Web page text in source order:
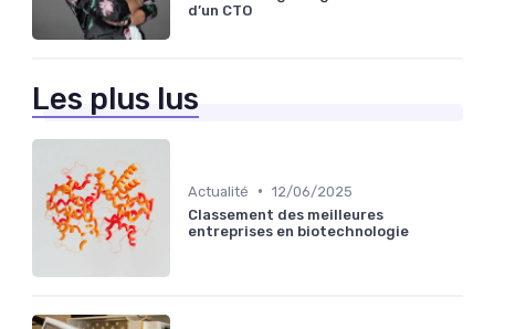
d’un CTO
Les plus lus
Actualité • 12/06/2025
Classement des meilleures
entreprises en biotechnologie